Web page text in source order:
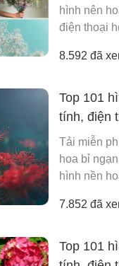
hình nên
điện thoại
8.592 đã
Top 101
tính, điện
Tải miễn
hoa bỉ
hình nền
7.852 đã
Top 101